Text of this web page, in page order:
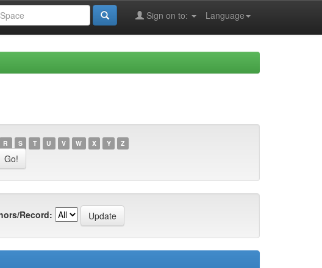
Language
Sign on to:
R S T U V W X Y Z
Record: